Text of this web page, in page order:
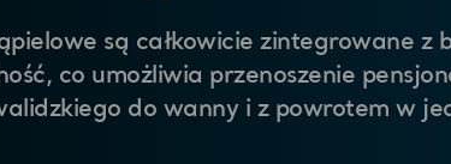
są całkowicie zintegrowane
co umożliwia przenoszenie
do wanny i z powrotem w